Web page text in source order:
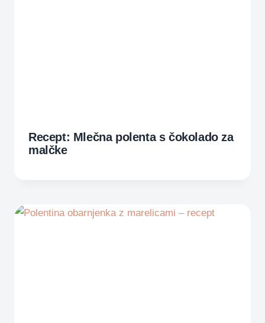
Recept: Mlečna polenta s čokolado za
malčke